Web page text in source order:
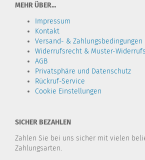
MEHR ÜBER...
Impressum
Kontakt
Versand- & Zahlungsbedingungen
Widerrufsrecht & Muster-
AGB
Privatsphäre und Datenschutz
Rückruf-Service
Cookie Einstellungen
SICHER BEZAHLEN
Zahlen Sie bei uns sicher mit vielen
Zahlungsarten.